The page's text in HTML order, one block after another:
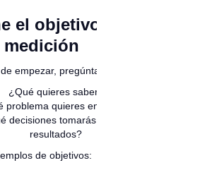
el objetivo de la
medición
empezar, pregúntate:
¿Qué quieres saber?
problema quieres entender?
decisiones tomarás con los
resultados?
de objetivos: